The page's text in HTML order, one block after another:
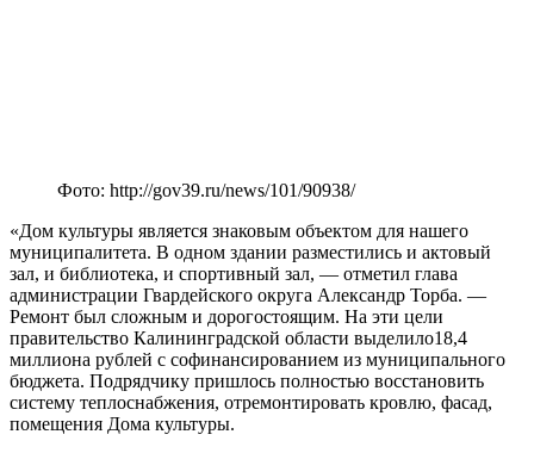
Фото: http://gov39.ru/news/101/90938/
«Дом культуры является знаковым объектом для нашего
муниципалитета. В одном здании разместились и актовый
зал, и библиотека, и спортивный зал, — отметил глава
администрации Гвардейского округа Александр Торба. —
Ремонт был сложным и дорогостоящим. На эти цели
правительство Калининградской области выделило18,4
миллиона рублей с софинансированием из муниципального
бюджета. Подрядчику пришлось полностью восстановить
систему теплоснабжения, отремонтировать кровлю, фасад,
помещения Дома культуры.